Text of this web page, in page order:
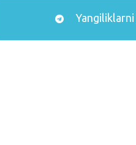
Yangiliklarni